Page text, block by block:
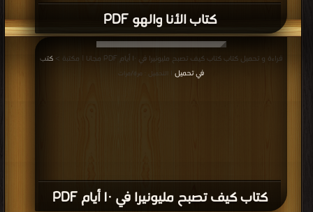
كتاب الأنا والهو PDF
كتاب كيف تصبح مليونيرا في ١٠ أيام PDF
قراءة و تحميل كتاب كتاب كيف تصبح مليونيرا في ١٠ أيام PDF مجانا | مكتبة >
كتب
في تحميل
| التحميل : مرة/مرات